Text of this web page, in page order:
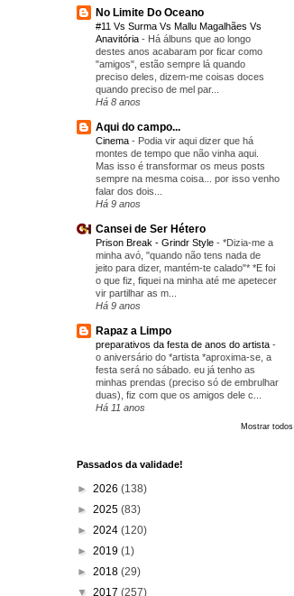
No Limite Do Oceano
#11 Vs Surma Vs Mallu Magalhães Vs
Anavitória - Há álbuns que ao longo
destes anos acabaram por ficar como
"amigos", estão sempre lá quando
preciso deles, dizem-me coisas doces
quando preciso de mel par...
Há 8 anos
Aqui do campo...
Cinema - Podia vir aqui dizer que há
montes de tempo que não vinha aqui.
Mas isso é transformar os meus posts
sempre na mesma coisa... por isso venho
falar dos dois...
Há 9 anos
Cansei de Ser Hétero
Prison Break - Grindr Style - *Dizia-me a
minha avó, "quando não tens nada de
jeito para dizer, mantém-te calado"* *E foi
o que fiz, fiquei na minha até me apetecer
vir partilhar as m...
Há 9 anos
Rapaz a Limpo
preparativos da festa de anos do artista -
o aniversário do *artista *aproxima-se, a
festa será no sábado. eu já tenho as
minhas prendas (preciso só de embrulhar
duas), fiz com que os amigos dele c...
Há 11 anos
Mostrar todos
Passados da validade!
► 2026 (138)
► 2025 (83)
► 2024 (120)
► 2019 (1)
► 2018 (29)
▼ 2017 (257)